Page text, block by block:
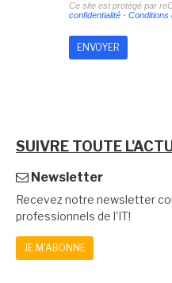
Ce site est protégé par
confidentialité- Conditions
SUIVRE TOUTE
Newsletter
Recevez notre newsletter
professionnels de l'IT!
JE M'ABONNE